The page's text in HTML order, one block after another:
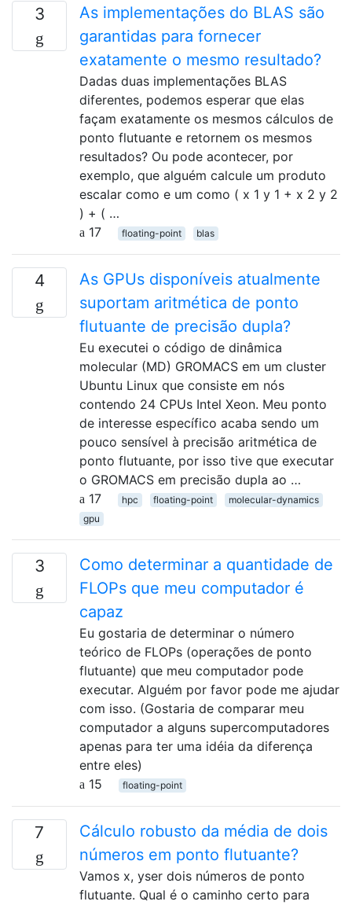
3
As implementações do BLAS são
garantidas para fornecer
exatamente o mesmo resultado?
Dadas duas implementações BLAS
diferentes, podemos esperar que elas
façam exatamente os mesmos cálculos de
ponto flutuante e retornem os mesmos
resultados? Ou pode acontecer, por
exemplo, que alguém calcule um produto
escalar como e um como ( x 1 y 1 + x 2 y 2
) + ( …
17
floating-point blas
4
As GPUs disponíveis atualmente
suportam aritmética de ponto
flutuante de precisão dupla?
Eu executei o código de dinâmica
molecular (MD) GROMACS em um cluster
Ubuntu Linux que consiste em nós
contendo 24 CPUs Intel Xeon. Meu ponto
de interesse específico acaba sendo um
pouco sensível à precisão aritmética de
ponto flutuante, por isso tive que executar
o GROMACS em precisão dupla ao …
17
hpc floating-point
molecular-dynamics
gpu
3
Como determinar a quantidade de
FLOPs que meu computador é
capaz
Eu gostaria de determinar o número
teórico de FLOPs (operações de ponto
flutuante) que meu computador pode
executar. Alguém por favor pode me ajudar
com isso. (Gostaria de comparar meu
computador a alguns supercomputadores
apenas para ter uma idéia da diferença
entre eles)
15
floating-point
7
Cálculo robusto da média de dois
números em ponto flutuante?
Vamos x, yser dois números de ponto
flutuante. Qual é o caminho certo para